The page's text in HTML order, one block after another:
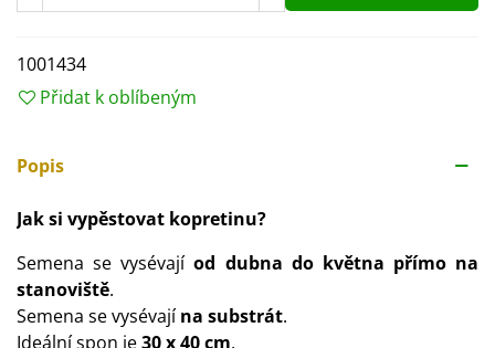
1001434
Přidat k oblíbeným
Popis
Jak si vypěstovat kopretinu?
Semena se vysévajíod dubna do května přímo na
stanoviště.
Semena se vysévajína substrát.
Ideální spon je30 x 40 cm.